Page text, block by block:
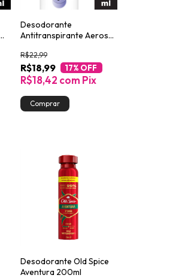
Desodorante
Antitranspirante Aerosol
150ml
R$18,99
R$22,99
17% OFF
R$18,42 com Pix
Desodorante Old Spice
Aventura 200ml